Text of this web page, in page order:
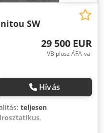
SW
29 500 EUR
VB plusz ÁFA-val
Hívás
teljesen
,
teherbírás: